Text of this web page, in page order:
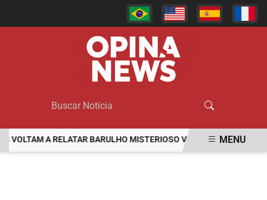
A RELATAR BARULHO MISTERIOSO VINDO DO MARMENU